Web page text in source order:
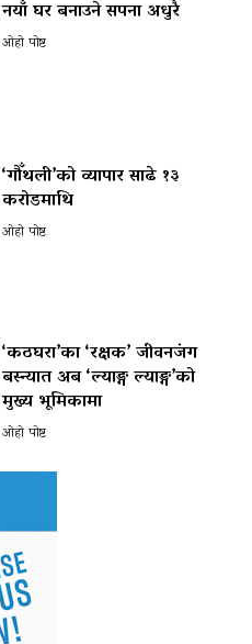
नयाँ घर बनाउने सपना अधुरै
ओहो पोष्ट
‘गौँथली’को व्यापार साढे १३
करोडमाथि
ओहो पोष्ट
‘कठघरा’का ‘रक्षक’ जीवनजंग
बस्न्यात अब ‘ल्याङ्ग ल्याङ्ग’को
मुख्य भूमिकामा
ओहो पोष्ट